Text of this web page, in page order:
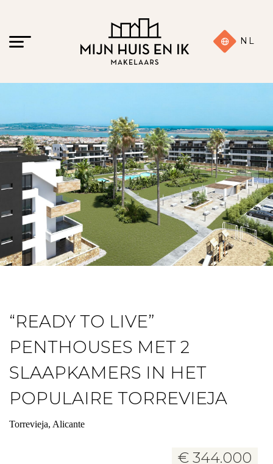
NL
18 foto's
“READY TO LIVE”
PENTHOUSES MET 2
SLAAPKAMERS IN HET
POPULAIRE TORREVIEJA
Torrevieja, Alicante
€ 344.000